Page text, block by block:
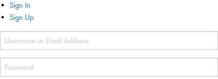
Sign In
Sign Up